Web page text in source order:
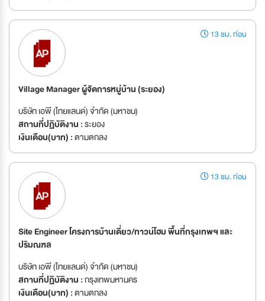
13 ชม. ก่อน
Village Manager ผู้จัดการหมู่บ้าน (ระยอง)
บริษัท เอพี (ไทยแลนด์) จำกัด (มหาชน)
สถานที่ปฏิบัติงาน :ระยอง
เงินเดือน(บาท) :ตามตกลง
13 ชม. ก่อน
Site Engineer โครงการบ้านเดี่ยว/ทาวน์โฮม พื้นที่กรุงเทพฯ และ
ปริมณฑล
บริษัท เอพี (ไทยแลนด์) จำกัด (มหาชน)
สถานที่ปฏิบัติงาน :กรุงเทพมหานคร
เงินเดือน(บาท) :ตามตกลง